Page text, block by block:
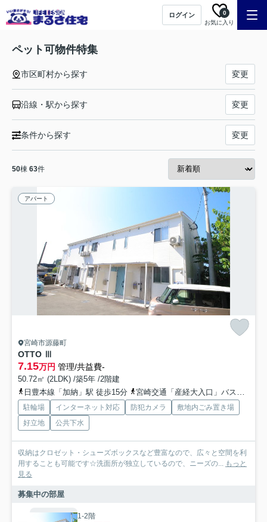
ログイン
お気に入り
0
ペット可物件特集
市区町村から探す 変更
沿線・駅から探す 変更
条件から探す 変更
50棟 63件
アパート
宮崎市源藤町
OTTO Ⅲ
7.15万円 管理/共益費-
50.72㎡ (2LDK) /築5年 /2階建
日豊本線「加納」駅 徒歩15分
宮崎交通「産経大入口」バス停下車 徒歩1分
駐輪場 インターネット対応 防犯カメラ
敷地内ごみ置き場
好立地
公共下水
収納はクロゼット・シューズボックスなど豊富なので、広々と空間を利
用することも可能です☆洗面所が独立しているので、ニーズの... もっと
見る
募集中の部屋
1-2階